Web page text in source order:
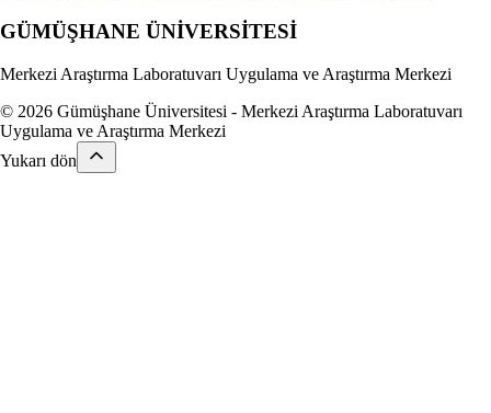
GÜMÜŞHANE ÜNİVERSİTESİ
Merkezi Araştırma Laboratuvarı Uygulama ve Araştırma Merkezi
© 2026 Gümüşhane Üniversitesi - Merkezi Araştırma Laboratuvarı
Uygulama ve Araştırma Merkezi
Yukarı dön